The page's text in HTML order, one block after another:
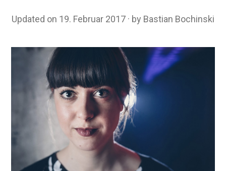
Updated on 19. Februar 2017 6
ä
r
z
2
0
1
5
by Bastian Bochinski